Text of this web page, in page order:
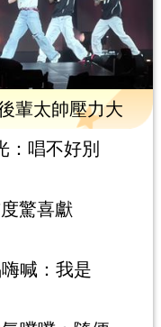
輩太帥壓力大
唱不好別
驚喜獻
喊：我是